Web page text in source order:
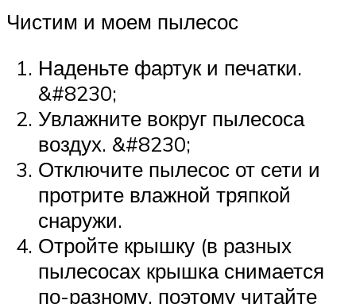
Чистим и моем пылесос
Наденьте фартук и печатки.
&#8230;
Увлажните вокруг пылесоса
воздух. &#8230;
Отключите пылесос от сети и
протрите влажной тряпкой
снаружи.
Отройте крышку (в разных
пылесосах крышка снимается
по-разному, поэтому читайте